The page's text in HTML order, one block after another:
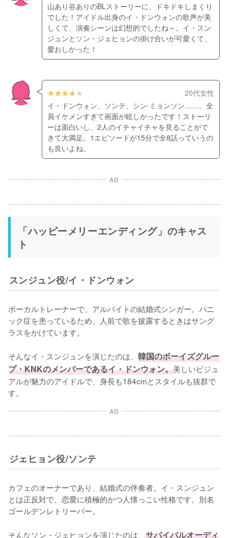
山あり谷ありのBLストーリーに、ドキドキしまくり
でした！アイドル出身のイ・ドンウォンの歌声が美
しくて、演奏シーンは幻想的でしたね～。イ・スン
ジュンとソン・ジェヒョンの掛け合いが可愛くて、
愛おしかった！
20代女性
イ・ドンウォン、ソンテ、シン·ミョンソン……。全
員イケメンすぎて画面が眩しかったです！ストーリ
ーは面白いし、2人のイチャイチャを見ることがで
きて大満足。1エピソードが15分で全8話っていうの
も良いよね。
AD
「ハッピーメリーエンディング」のキャス
ト
スンジュン役/イ・ドンウォン
ボーカルトレーナーで、アルバイトの結婚式シンガー。パニ
ック症を患っているため、人前で歌を披露するときはサング
ラスをかけています。
そんなイ・スンジュンを演じたのは、 韓国のボーイズグルー
プ・KNKのメンバーであるイ・ドンウォン。美しいビジュ
アルが魅力のアイドルで、身長も184cmとスタイルも抜群で
す。
AD
ジェヒョン役/ソンテ
カフェのオーナーであり、結婚式の伴奏者。イ・スンジュン
とは正反対で、恋愛に積極的かつ人懐っこい性格です。別名
ゴールデンレトリーバー。
そんなソン・ジェヒョンを演じたのは、 サバイバルオーディ